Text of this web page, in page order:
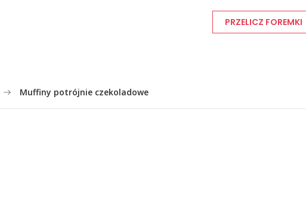
PRZELICZ FOREMKI
Muffiny potrójnie czekoladowe